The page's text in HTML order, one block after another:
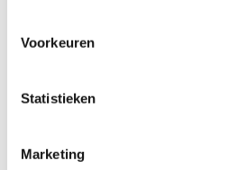
Voorkeuren
Statistieken
Marketing
aangesteld als hoofd
confidentiële contactpersonen
misbruik.